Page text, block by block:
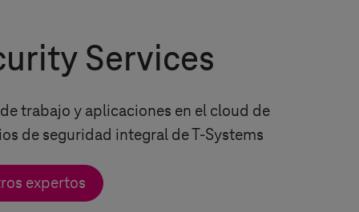
Services
trabajo y aplicaciones en el cloud de
de seguridad integral deT-Systems
expertos